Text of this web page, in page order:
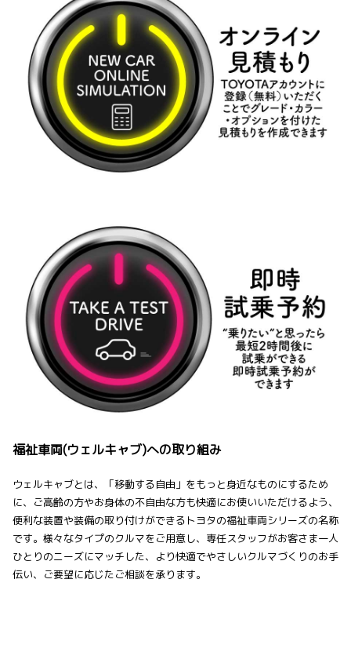
福祉車両(ウェルキャブ)への取り組み
ウェルキャブとは、「移動する自由」をもっと身近なものにするため
に、ご高齢の方やお身体の不自由な方も快適にお使いいただけるよう、
便利な装置や装備の取り付けができるトヨタの福祉車両シリーズの名称
です。様々なタイプのクルマをご用意し、専任スタッフがお客さま一人
ひとりのニーズにマッチした、より快適でやさしいクルマづくりのお手
伝い、ご要望に応じたご相談を承ります。